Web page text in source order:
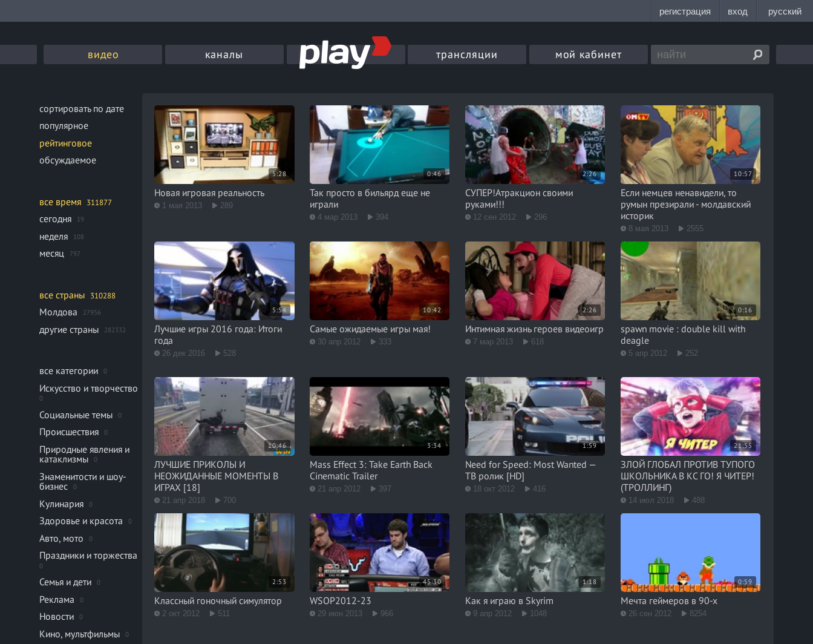
видео каналы трансляции мой кабинет
сортировать по дате
популярное
рейтинговое
обсуждаемое
все время 311877
сегодня 19
неделя 108
месяц 797
все страны 310288
Молдова 27956
другие страны 282332
все категории 0
Искусство и творчество
0
Социальные темы 0
Происшествия 0
Природные явления и
катаклизмы
0
Знаменитости и шоу-
бизнес
0
Кулинария 0
Здоровье и красота 0
Авто, мото 0
Праздники и торжества
0
Семья и дети 0
Реклама 0
Новости 0
Кино, мультфильмы 0
5:28
Новая игровая реальность
1 мая 2013 289
0:46
Так просто в бильярд еще не
играли
4 мар 2013 394
2:26
СУПЕР!Атракцион своими
руками!!!
12 сен 2012 296
10:57
Если немцев ненавидели, то
румын презирали - молдавский
историк
8 мая 2013 2555
5:54
Лучшие игры 2016 года: Итоги
года
26 дек 2016 528
10:42
Самые ожидаемые игры мая!
30 апр 2012 333
2:26
Интимная жизнь героев видеоигр
7 мар 2013 618
0:16
spawn movie : double kill with
deagle
5 апр 2012 252
10:46
ЛУЧШИЕ ПРИКОЛЫ И
НЕОЖИДАННЫЕ МОМЕНТЫ В
ИГРАХ [18]
21 апр 2018 700
3:34
Mass Effect 3: Take Earth Back
Cinematic Trailer
21 апр 2012 397
1:59
Need for Speed: Most Wanted —
ТВ ролик [HD]
18 окт 2012 416
21:55
ЗЛОЙ ГЛОБАЛ ПРОТИВ ТУПОГО
ШКОЛЬНИКА В КС ГО! Я ЧИТЕР!
(ТРОЛЛИНГ)
14 июл 2018 488
2:53
Классный гоночный симулятор
2 окт 2012 511
45:30
WSOP2012-23
29 июн 2013 966
1:18
Как я играю в Skyrim
9 апр 2012 1048
0:59
Мечта геймеров в 90-х
26 сен 2012 8254